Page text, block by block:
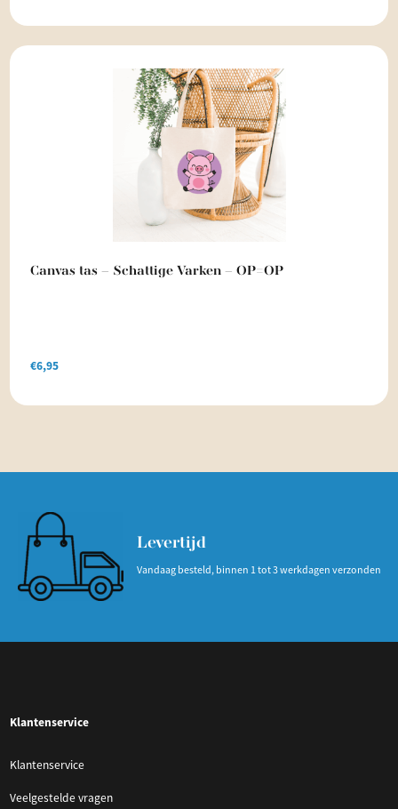
Canvas tas – Schattige Varken – OP=OP
€6,95
Levertijd
Vandaag besteld, binnen 1 tot 3 werkdagen verzonden
Klantenservice
Klantenservice
Veelgestelde vragen